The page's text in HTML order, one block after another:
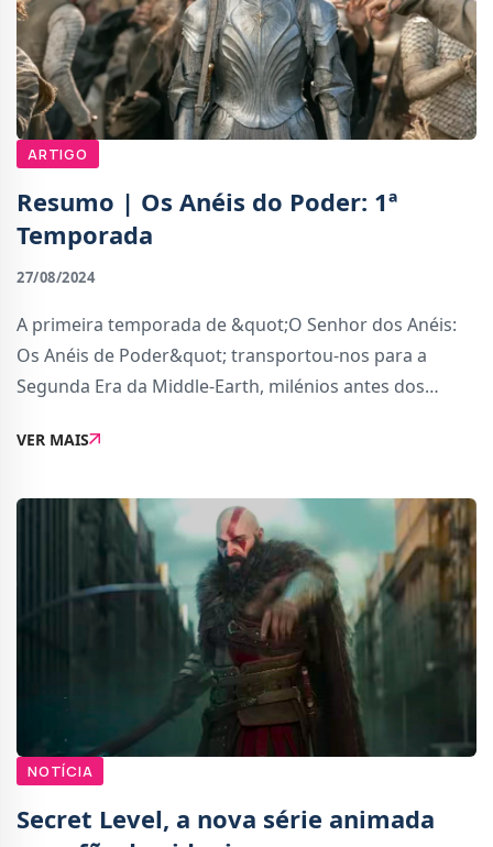
ARTIGO
Resumo | Os Anéis do Poder: 1ª
Temporada
27/08/2024
A primeira temporada de &quot;O Senhor dos Anéis:
Os Anéis de Poder&quot; transportou-nos para a
Segunda Era da Middle-Earth, milénios antes dos
&quot;O Hobbit&quot;. A série, que começa num
VER MAIS
NOTÍCIA
Secret Level, a nova série animada